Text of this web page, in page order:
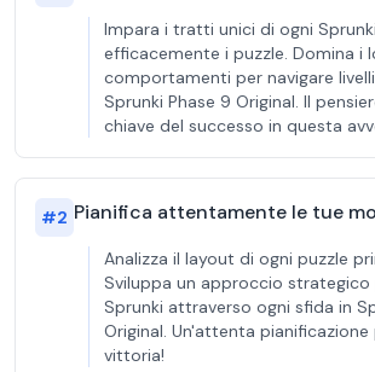
Impara i tratti unici di ogni
efficacemente i puzzle. Domina i
comportamenti per navigare
Sprunki Phase 9 Original. Il
chiave del successo in questa
#2 Pianifica attentamente le tue
Analizza il layout di ogni puzzle
Sviluppa un approccio strategico
Sprunki attraverso ogni sfida in
Original. Un'attenta
vittoria!